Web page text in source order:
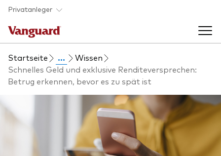
Skip to main content
Privatanleger
Indexfonds & ETFs
Back to main menu
Produkte handeln
Wissen
Back to main menu
Veranstaltungen
Startseite ...
Wissen
Schnelles Geld und exklusive Renditeversprechen:
Betrug erkennen, bevor es zu spät ist